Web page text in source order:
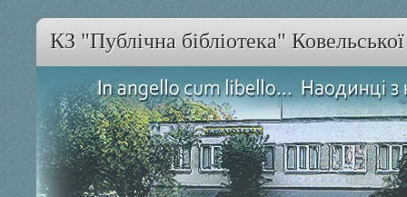
КЗ "Публічна бібліотека"